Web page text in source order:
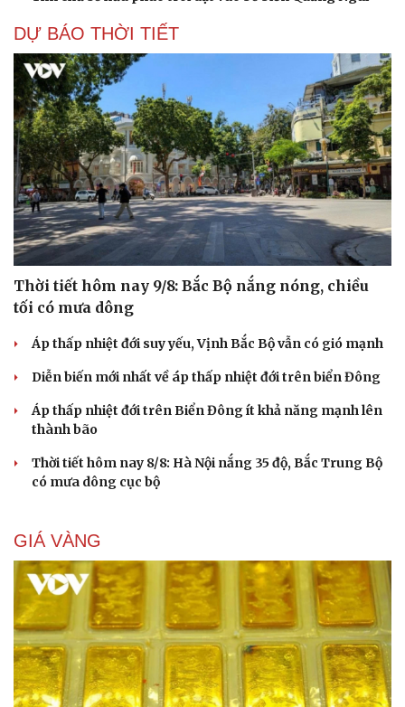
Cải chính
DỰ BÁO THỜI TIẾT
Thời tiết hôm nay 9/8: Bắc Bộ nắng nóng, chiều
tối có mưa dông
Áp thấp nhiệt đới suy yếu, Vịnh Bắc Bộ vẫn có gió mạnh
Diễn biến mới nhất về áp thấp nhiệt đới trên biển Đông
Áp thấp nhiệt đới trên Biển Đông ít khả năng mạnh lên
thành bão
Thời tiết hôm nay 8/8: Hà Nội nắng 35 độ, Bắc Trung Bộ
có mưa dông cục bộ
GIÁ VÀNG